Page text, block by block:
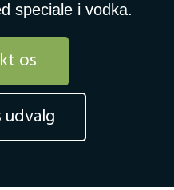
speciale i vodka.
os
udvalg